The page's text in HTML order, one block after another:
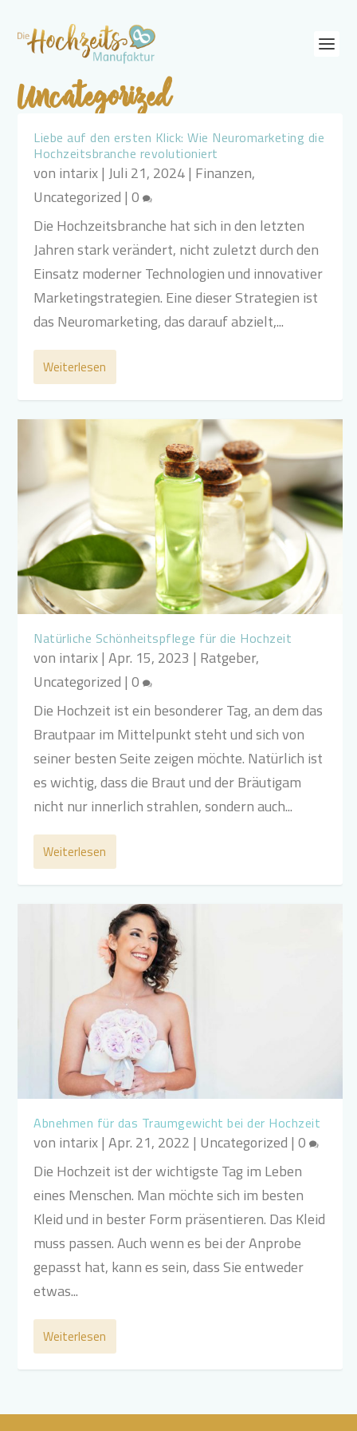
Uncategorized
Liebe auf den ersten Klick: Wie Neuromarketing die
Hochzeitsbranche revolutioniert
von intarix|Juli 21, 2024| Finanzen,
Uncategorized |0
Die Hochzeitsbranche hat sich in den letzten
Jahren stark verändert, nicht zuletzt durch den
Einsatz moderner Technologien und innovativer
Marketingstrategien. Eine dieser Strategien ist
das Neuromarketing, das darauf abzielt,...
Weiterlesen
Natürliche Schönheitspflege für die Hochzeit
von intarix|Apr. 15, 2023 | Ratgeber,
Uncategorized |0
Die Hochzeit ist ein besonderer Tag, an dem das
Brautpaar im Mittelpunkt steht und sich von
seiner besten Seite zeigen möchte. Natürlich ist
es wichtig, dass die Braut und der Bräutigam
nicht nur innerlich strahlen, sondern auch...
Weiterlesen
Abnehmen für das Traumgewicht bei der Hochzeit
von intarix|Apr. 21, 2022 | Uncategorized |0
Die Hochzeit ist der wichtigste Tag im Leben
eines Menschen. Man möchte sich im besten
Kleid und in bester Form präsentieren. Das Kleid
muss passen. Auch wenn es bei der Anprobe
gepasst hat, kann es sein, dass Sie entweder
etwas...
Weiterlesen